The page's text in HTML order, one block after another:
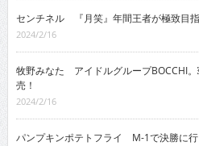
センチネル 『月笑』年間王者が極致目
2024/2/16
牧野みなた アイドルグループBOCCHI
売！
2024/2/16
パンプキンポテトフライ M-1で決勝に行